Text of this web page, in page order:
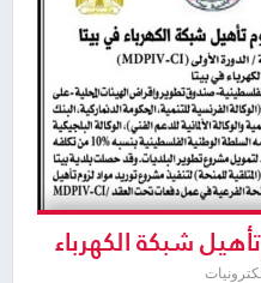
شبكة الكهرباء